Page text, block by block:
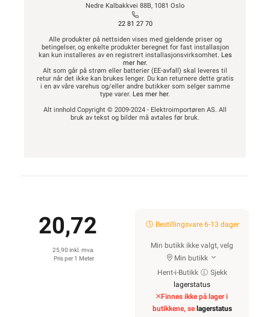
Nedre Kalbakkvei 88B, 1081 Oslo
22 81 27 70
Alle produkter på nettsiden vises med gjeldende priser og
betingelser, og enkelte produkter beregnet for fast installasjon
kan kun installeres av en registrert installasjonsvirksomhet. Les
mer her.
Alt som går på strøm eller batterier (EE-avfall) skal leveres til
retur når det ikke kan brukes lenger. Du kan returnere dette gratis
i en av våre varehus og/eller andre butikker som selger samme
type varer. Les mer her.
Alt innhold Copyright © 2009-2024 - Elektroimportøren AS. All
bruk av tekst og bilder må avtales før bruk.
20,72
25,90 inkl. mva.
Pris per 1 Meter
Bestillingsvare 6-13 dager
Min butikk ikke valgt, velg
Min butikk
Hent-i-Butikk
Sjekk
lagerstatus
Finnes ikke på lager i
butikkene, se lagerstatus